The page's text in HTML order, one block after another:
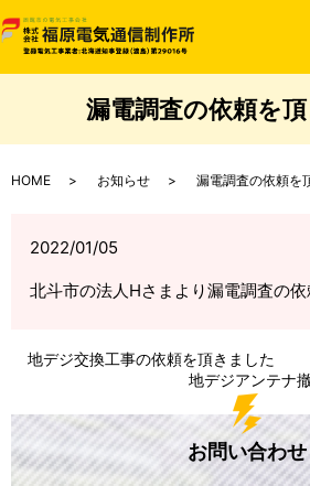
漏電調査の依頼を
HOME お知らせ 漏電調査の依頼を
2022/01/05
北斗市の法人Hさまより漏電調査の
地デジ交換工事の依頼を頂きました
地デジアンテナ
お問い合わせ